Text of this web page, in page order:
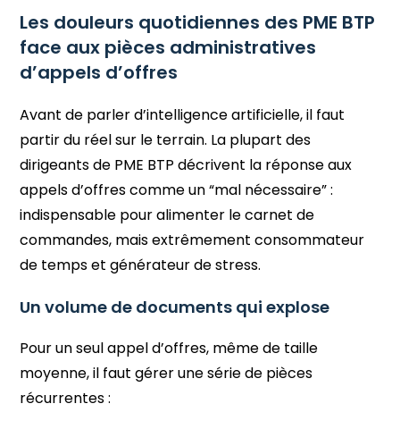
Les douleurs quotidiennes des PME BTP
face aux pièces administratives
d’appels d’offres
Avant de parler d’intelligence artificielle, il faut
partir du réel sur le terrain. La plupart des
dirigeants de PME BTP décrivent la réponse aux
appels d’offres comme un “mal nécessaire” :
indispensable pour alimenter le carnet de
commandes, mais extrêmement consommateur
de temps et générateur de stress.
Un volume de documents qui explose
Pour un seul appel d’offres, même de taille
moyenne, il faut gérer une série de pièces
récurrentes :